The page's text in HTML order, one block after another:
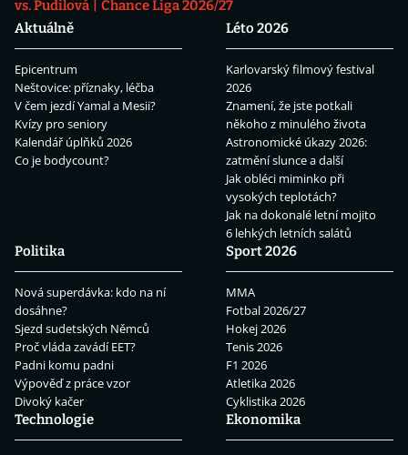
vs. Pudilová
Chance Liga 2026/27
Aktuálně
Epicentrum
Neštovice: příznaky, léčba
V čem jezdí Yamal a Mesii?
Kvízy pro seniory
Kalendář úplňků 2026
Co je bodycount?
Léto 2026
Karlovarský filmový festival
2026
Znamení, že jste potkali
někoho z minulého života
Astronomické úkazy 2026:
zatmění slunce a další
Jak obléci miminko při
vysokých teplotách?
Jak na dokonalé letní mojito
6 lehkých letních salátů
Politika
Nová superdávka: kdo na ní
dosáhne?
Sjezd sudetských Němců
Proč vláda zavádí EET?
Padni komu padni
Výpověď z práce vzor
Divoký kačer
Sport 2026
MMA
Fotbal 2026/27
Hokej 2026
Tenis 2026
F1 2026
Atletika 2026
Cyklistika 2026
Technologie
Ekonomika